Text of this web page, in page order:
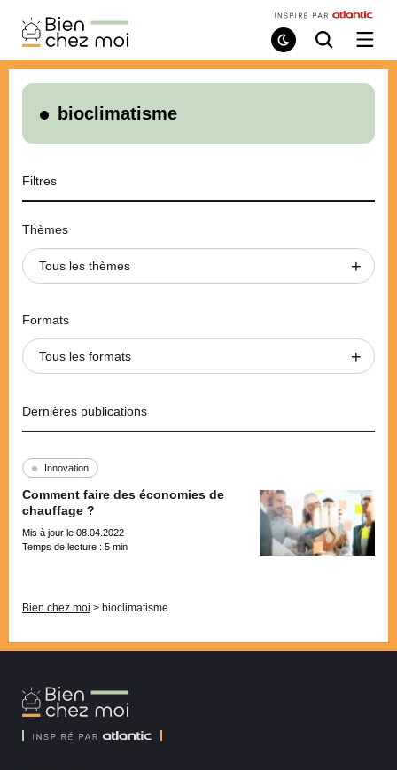
Bien
Chez
Moi
Mode
de
Recherche
/
le
bioclimatisme
Filtres
Thèmes
Tous les thèmes
Formats
Tous les formats
Dernières publications
Innovation
Comment faire des économies de
chauffage ?
Mis à jour le 08.04.2022
Temps de lecture : 5 min
Bien chez moi > bioclimatisme
Bien
Chez